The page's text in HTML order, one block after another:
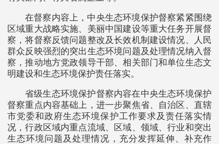
在督察内容上，中央生态环境保护督察紧紧围绕
区域重大战略实施、美丽中国建设等重大任务开展督
察，将督察反馈问题整改及长效机制建设情况、人民
群众反映强烈的突出生态环境问题及处理情况纳入督
察，推动地方党政领导干部、相关部门和单位生态文
明建设和生态环境保护责任落实。
省级生态环境保护督察内容在中央生态环境保护
督察重点内容基础上，进一步聚焦省、自治区、直辖
市党委和政府生态环境保护工作要求及责任落实情
况，行政区域内重点流域、区域、领域、行业和突出
生态环境问题及处理情况，充分发挥延伸、补充作